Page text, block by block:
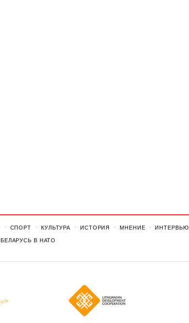
СПОРТ КУЛЬТУРА ИСТОРИЯ МНЕНИЕ ИНТЕРВЬЮ
БЕЛАРУСЬ В НАТО